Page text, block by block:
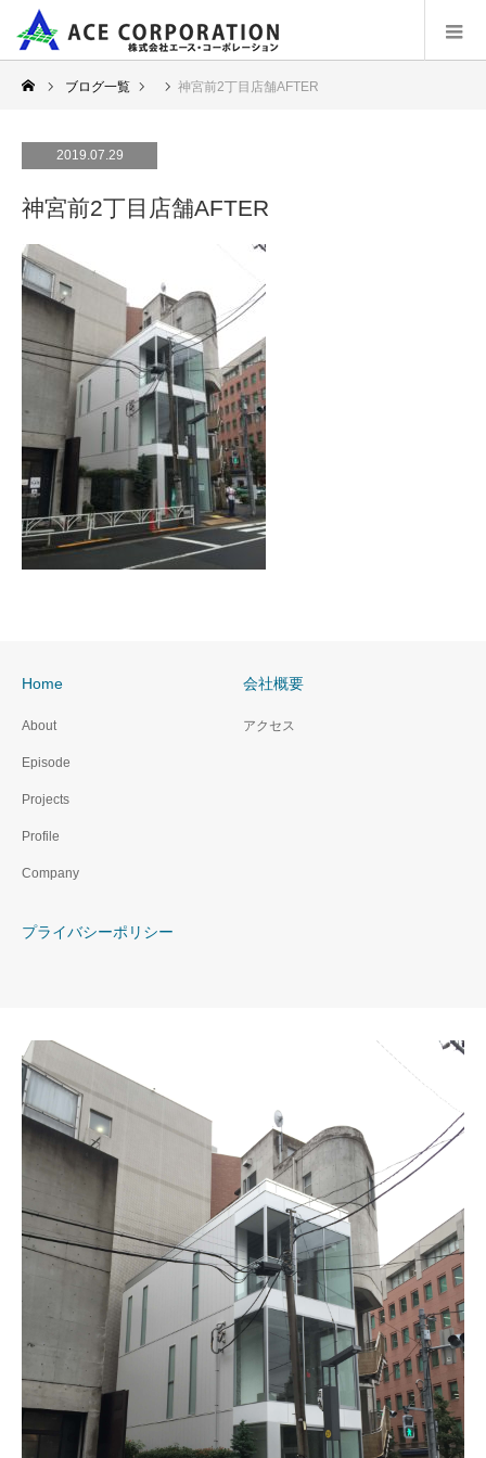
ブログ一覧 神宮前2丁目店舗AFTER
2019.07.29
神宮前2丁目店舗AFTER
Home
About
Episode
Projects
Profile
Company
会社概要
アクセス
プライバシーポリシー